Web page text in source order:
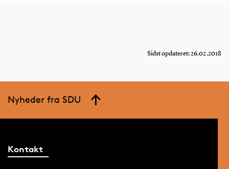
Sidst opdateret: 26.02.2018
Nyheder fra SDU
Kontakt